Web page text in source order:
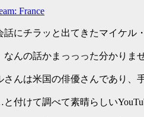
France
話にチラッと出てきたマイケル
んの話かまっっった分かりま
んは米国の俳優さんであり、
付けて調べて素晴らしい